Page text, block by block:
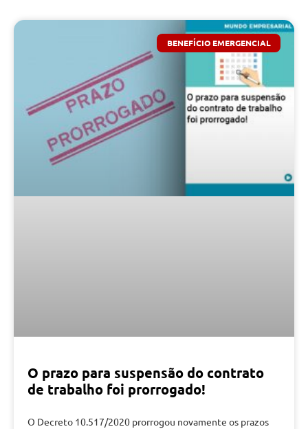
BENEFÍCIO EMERGENCIAL
O prazo para suspensão do contrato
de trabalho foi prorrogado!
O Decreto 10.517/2020 prorrogou novamente os prazos